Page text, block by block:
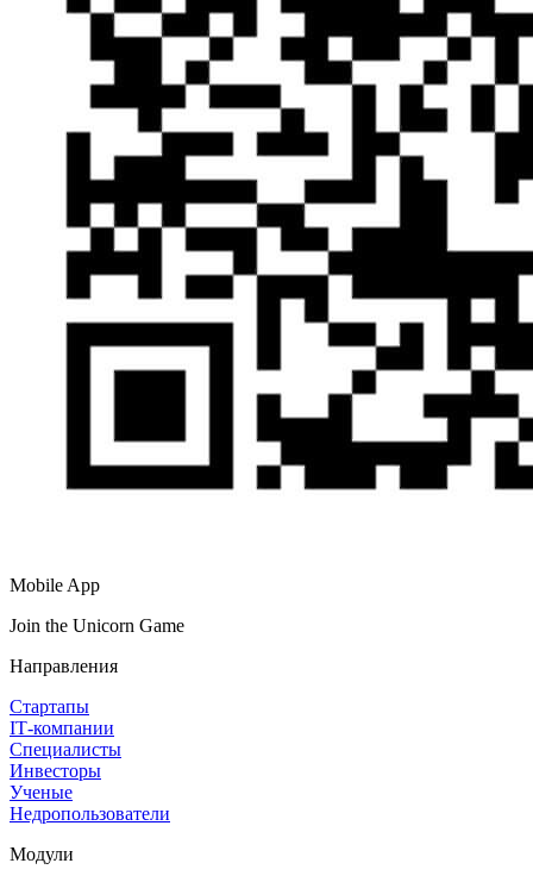
Mobile App
Join the Unicorn Game
Направления
Стартапы
IT‑компании
Специалисты
Инвесторы
Ученые
Недропользователи
Модули